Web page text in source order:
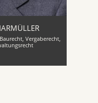
Vergaberecht,